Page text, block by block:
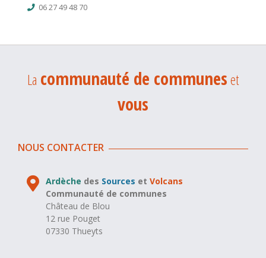
06 27 49 48 70
La communauté de communeset
vous
NOUS CONTACTER
Ardèche des Sources etVolcans
Communauté de communes
Château de Blou
12 rue Pouget
07330 Thueyts